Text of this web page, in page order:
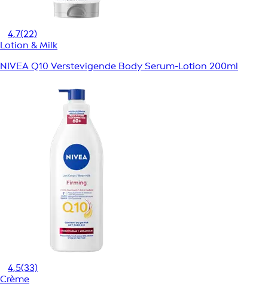
4,7(22)
Lotion & Milk
NIVEA Q10 Verstevigende Body Serum-Lotion 200ml
4,5(33)
Crème